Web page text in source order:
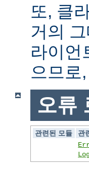
또, 클
거의
라이언
으므로
오류
관련된 모듈
관